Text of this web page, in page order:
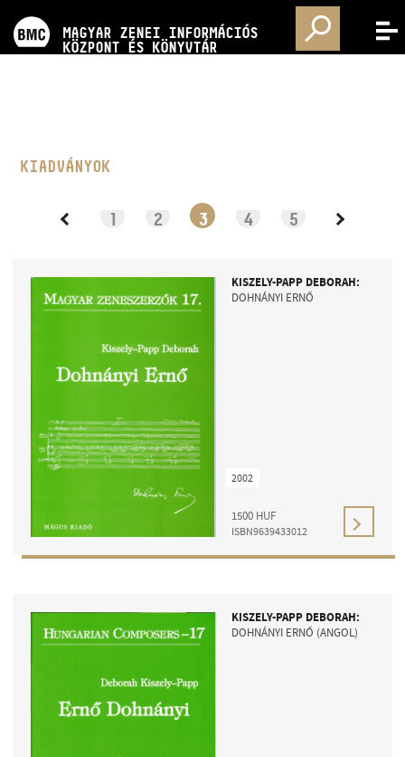
MAGYAR ZENEI INFORMÁCIÓS
KÖZPONT ÉS KÖNYVTÁR
MENÜ
KAPCSOLAT
VIDEÓ GALÉRIA
CÍM
TELEFON
NYITVA TARTÁS
KIADVÁNYOK
1 2 3 4 5
KISZELY-PAPP DEBORAH:
DOHNÁNYI ERNŐ
1500 HUF
ISBN9639433012
2002
KISZELY-PAPP DEBORAH:
DOHNÁNYI ERNŐ (ANGOL)